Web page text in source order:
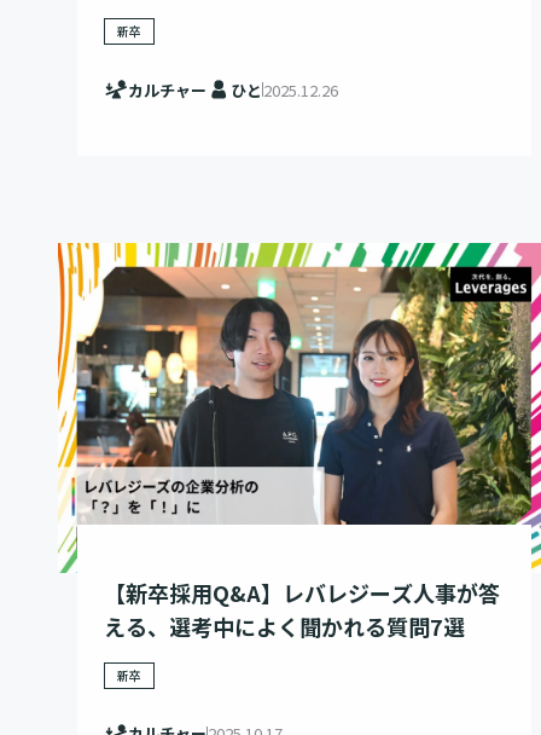
新卒
カルチャー ひと 2025.12.26
【新卒採用Q&A】レバレジーズ人事が答
える、選考中によく聞かれる質問7選
新卒